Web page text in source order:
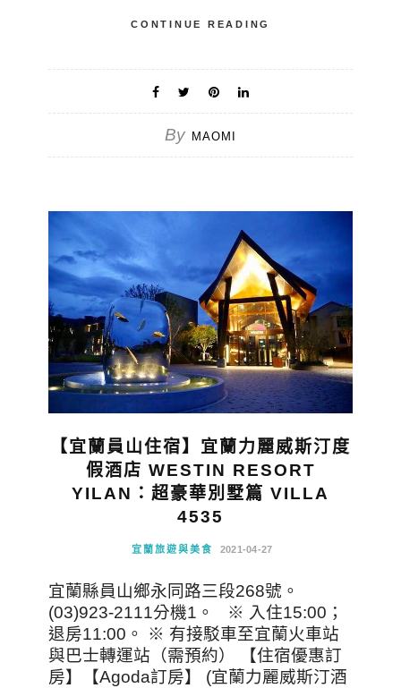
CONTINUE READING
By MAOMI
【宜蘭員山住宿】宜蘭力麗威斯汀度
假酒店 WESTIN RESORT
YILAN：超豪華別墅篇 VILLA
4535
宜蘭旅遊與美食 2021-04-27
宜蘭縣員山鄉永同路三段268號。
(03)923-2111分機1。 ※ 入住15:00；
退房11:00。 ※ 有接駁車至宜蘭火車站
與巴士轉運站（需預約） 【住宿優惠訂
房】【Agoda訂房】 (宜蘭力麗威斯汀酒